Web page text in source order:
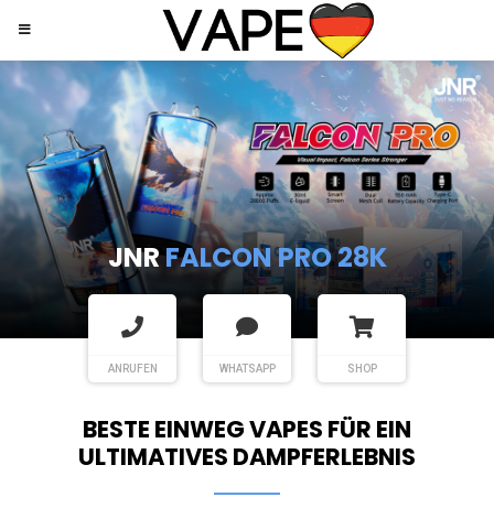
JNRSHISHA HOOKAH MAX
ANRUFEN WHATSAPP SHOP
BESTE EINWEG VAPES FÜR EIN
ULTIMATIVES DAMPFERLEBNIS